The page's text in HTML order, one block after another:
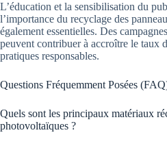
L’éducation et la sensibilisation du
l’importance du recyclage des
également essentielles. Des
peuvent contribuer à accroître le taux
pratiques responsables.
Questions Fréquemment Posées
Quels sont les principaux matériaux
photovoltaïques ?